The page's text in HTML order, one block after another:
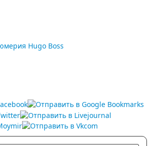
моды: гениальный мечтатель,
Hugo Boss
был создан в 1923 году и на сегодняшний
принято считать наиболее
парфюмерии. Это понятие,
у каждой…